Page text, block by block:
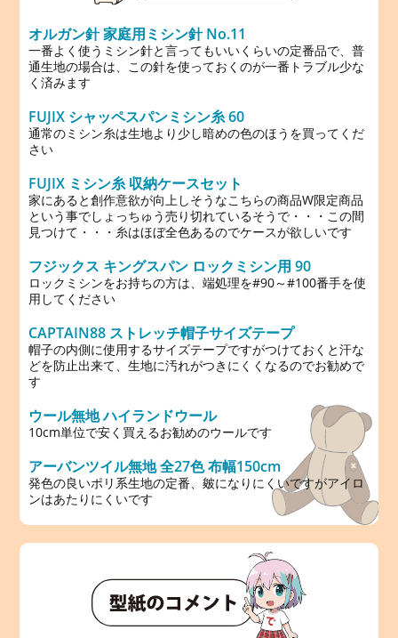
オルガン針 家庭用ミシン針 No.11
一番よく使うミシン針と言ってもいいくらいの定番品で、普
通生地の場合は、この針を使っておくのが一番トラブル少な
く済みます
FUJIX シャッペスパンミシン糸 60
通常のミシン糸は生地より少し暗めの色のほうを買ってくだ
さい
FUJIX ミシン糸 収納ケースセット
家にあると創作意欲が向上しそうなこちらの商品W限定商品
という事でしょっちゅう売り切れているそうで・・・この間
見つけて・・・糸はほぼ全色あるのでケースが欲しいです
フジックス キングスパン ロックミシン用 90
ロックミシンをお持ちの方は、端処理を#90～#100番手を使
用してください
CAPTAIN88 ストレッチ帽子サイズテープ
帽子の内側に使用するサイズテープですがつけておくと汗な
どを防止出来て、生地に汚れがつきにくくなるのでお勧めで
す
ウール無地 ハイランドウール
10cm単位で安く買えるお勧めのウールです
アーバンツイル無地 全27色 布幅150cm
発色の良いポリ系生地の定番、皴になりにくいですがアイロ
ンはあたりにくいです